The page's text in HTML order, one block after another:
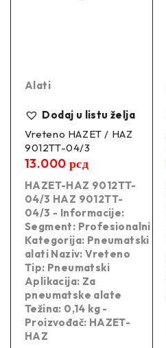
Alati
Dodaj u listu želja
Vreteno HAZET / HAZ
9012TT-04/3
13.000 рсд
HAZET-HAZ 9012TT-
04/3 HAZ 9012TT-
04/3 - Informacije:
Segment: Profesionalni
Kategorija: Pneumatski
alati Naziv: Vreteno
Tip: Pneumatski
Aplikacija: Za
pneumatske alate
Težina: 0,14 kg -
Proizvođač: HAZET-
HAZ